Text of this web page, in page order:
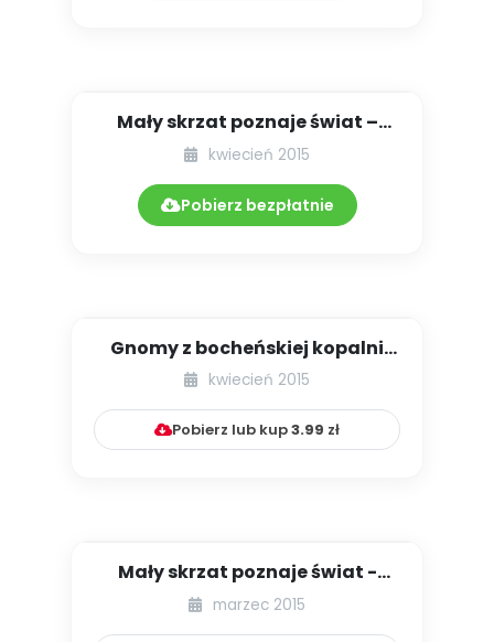
Mały skrzat poznaje świat –
Wielka Brytania, cz. I [zab...
kwiecień 2015
Pobierz bezpłatnie
Gnomy z bocheńskiej kopalni
(scenariusz zajęć dla 4-lat...
kwiecień 2015
Pobierz lub kup3.99 zł
Mały skrzat poznaje świat -
Dania [zabawy tematyczne i ...
marzec 2015